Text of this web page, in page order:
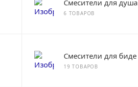
Смесители для душа
6 ТОВАРОВ
Смесители для биде
19 ТОВАРОВ